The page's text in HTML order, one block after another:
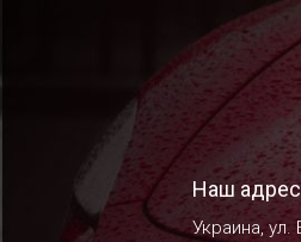
Наш адрес
Украина,